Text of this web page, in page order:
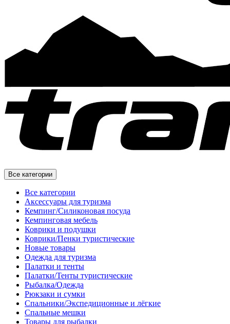
Все категории
Все категории
Аксессуары для туризма
Кемпинг/Силиконовая посуда
Кемпинговая мебель
Коврики и подушки
Коврики/Пенки туристические
Новые товары
Одежда для туризма
Палатки и тенты
Палатки/Тенты туристические
Рыбалка/Одежда
Рюкзаки и сумки
Спальники/Экспедиционные и лёгкие
Спальные мешки
Товары для рыбалки